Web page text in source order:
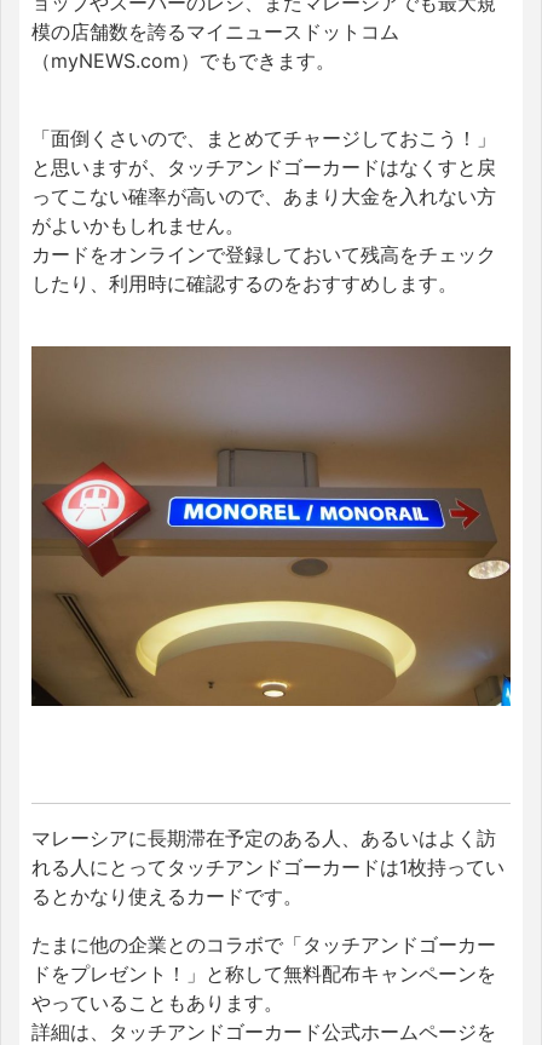
模の店舗数を誇るマイニュースドットコム
（myNEWS.com）でもできます。
「面倒くさいので、まとめてチャージしておこう！」
と思いますが、タッチアンドゴーカードはなくすと戻
ってこない確率が高いので、あまり大金を入れない方
がよいかもしれません。
カードをオンラインで登録しておいて残高をチェック
したり、利用時に確認するのをおすすめします。
マレーシアに長期滞在予定のある人、あるいはよく訪
れる人にとってタッチアンドゴーカードは1枚持ってい
るとかなり使えるカードです。
たまに他の企業とのコラボで「タッチアンドゴーカー
ドをプレゼント！」と称して無料配布キャンペーンを
やっていることもあります。
詳細は、タッチアンドゴーカード公式ホームページを